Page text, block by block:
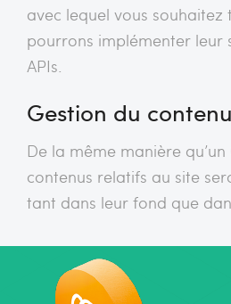
avec lequel vous souhaitez
pourrons implémenter leur
APIs.
Gestion du contenu
De la même manière qu’un
contenus relatifs au site
tant dans leur fond que